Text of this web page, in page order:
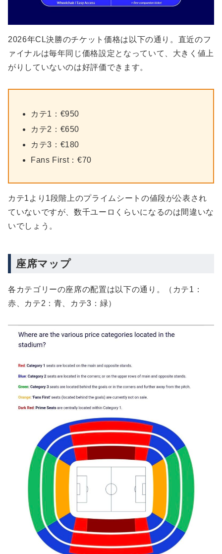
2026年CL決勝のチケット価格は以下の通り。直近のフ
ァイナルは毎年同じ価格設定となっていて、大きく値上
がりしていないのは好評価できます。
カテ1：€950
カテ2：€650
カテ3：€180
Fans First：€70
カテ1より1段階上のプライムシートの値段が公表され
ていないですが、数千ユーロくらいになるのは間違いな
いでしょう。
座席マップ
各カテゴリーの座席の配置は以下の通り。（カテ1：
赤、カテ2：青、カテ3：緑）